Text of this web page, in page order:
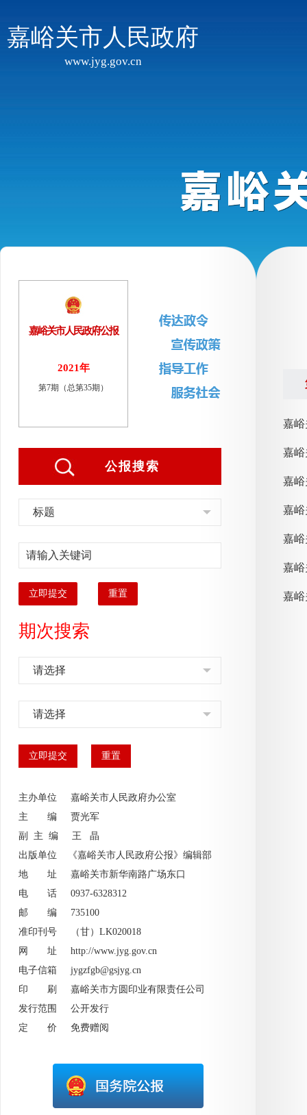
嘉峪关市人民政府
www.jyg.gov.cn
嘉峪关市人民政府公报
2021年
第7期（总第35期）
公报搜索
标题
立即提交 重置
期次搜索
请选择
请选择
主办单位 嘉峪关市人民政府办公室
主 编 贾光军
副 主 编 王 晶
出版单位 《嘉峪关市人民政府公报》编辑部
地 址 嘉峪关市新华南路广场东口
电 话 0937-6328312
邮 编 735100
准印刊号 （甘）LK020018
网 址 http://www.jyg.gov.cn
电子信箱 jygzfgb@gsjyg.cn
印 刷 嘉峪关市方圆印业有限责任公司
发行范围 公开发行
定 价 免费赠阅
嘉
嘉
嘉